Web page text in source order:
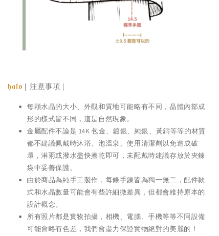
𝖍𝖆𝖑𝖔 ｜注意事項｜
每顆水晶的大小、外觀和質地可能略有不同，晶體內部成
形的樣式皆不同，這是自然現象。
金屬配件不論是 14K 包金、鍍銀、純銀、黃銅等等的材質
都不建議佩戴時沐浴、泡溫泉、使用清潔劑以免造成破
壞，淋雨或潑水盡快擦乾即可，未配戴時建議存放於夾鍊
袋中妥善保護。
由於商品為純手工製作，每條手鍊皆為獨一無二，配件款
式和水晶數量可能會有些許細微差異，但都會維持原本的
設計概念。
所有照片都是實物拍攝，相機、電腦、手機等等不同設備
可能會略有色差，我們會盡力保證實物絕對的美麗的！